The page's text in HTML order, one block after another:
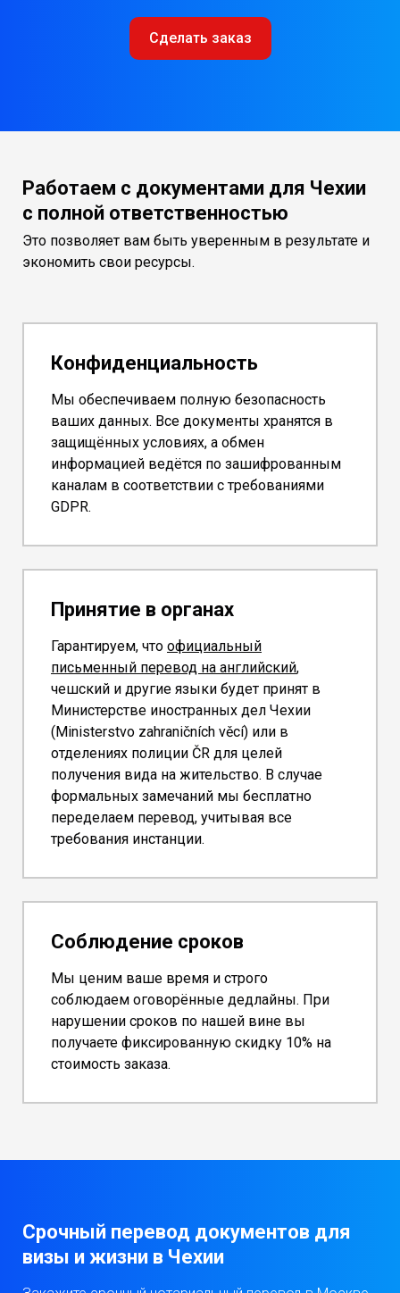
Сделать заказ
Работаем с документами для Чехии
с полной ответственностью
Это позволяет вам быть уверенным в результате и
экономить свои ресурсы.
Конфиденциальность
Мы обеспечиваем полную безопасность
ваших данных. Все документы хранятся в
защищённых условиях, а обмен
информацией ведётся по зашифрованным
каналам в соответствии с требованиями
GDPR.
Принятие в органах
Гарантируем, что официальный
письменный перевод на английский,
чешский и другие языки будет принят в
Министерстве иностранных дел Чехии
(Ministerstvo zahraničních věcí) или в
отделениях полиции ČR для целей
получения вида на жительство. В случае
формальных замечаний мы бесплатно
переделаем перевод, учитывая все
требования инстанции.
Соблюдение сроков
Мы ценим ваше время и строго
соблюдаем оговорённые дедлайны. При
нарушении сроков по нашей вине вы
получаете фиксированную скидку 10% на
стоимость заказа.
Срочный перевод документов для
визы и жизни в Чехии